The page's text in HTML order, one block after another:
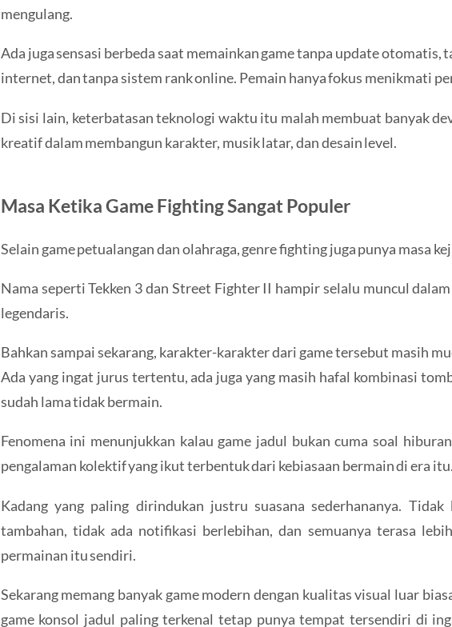
mengulang.
Ada juga sensasi berbeda saat memainkan game tanpa update otomatis,
internet, dan tanpa sistem rank online. Pemain hanya fokus menikmati
Di sisi lain, keterbatasan teknologi waktu itu malah membuat banyak
kreatif dalam membangun karakter, musik latar, dan desain level.
Masa Ketika Game Fighting Sangat Populer
Selain game petualangan dan olahraga, genre fighting juga punya masa
Nama sepertiTekken 3dan Street Fighter II hampir selalu muncul
legendaris.
Bahkan sampai sekarang, karakter-karakter dari game tersebut masih
Ada yang ingat jurus tertentu, ada juga yang masih hafal kombinasi
sudah lama tidak bermain.
Fenomena ini menunjukkan kalau game jadul bukan cuma soal
pengalaman kolektif yang ikut terbentuk dari kebiasaan bermain di era itu.
Kadang yang paling dirindukan justru suasana sederhananya.
tambahan, tidak ada notifikasi berlebihan, dan semuanya terasa
permainan itu sendiri.
Sekarang memang banyak game modern dengan kualitas visual luar
game konsol jadul paling terkenal tetap punya tempat tersendiri di